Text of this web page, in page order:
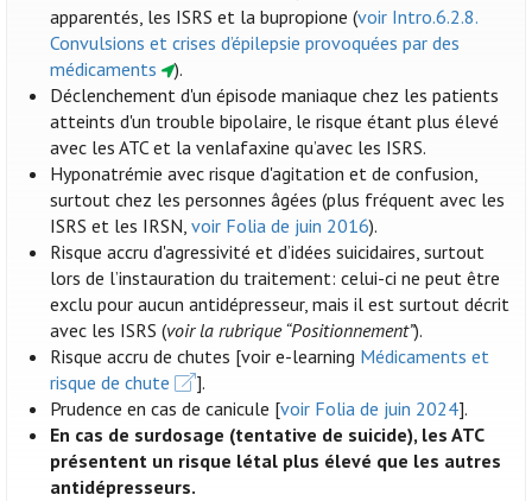
apparentés, les ISRS et la bupropione (voir Intro.6.2.8.
Convulsions et crises d’épilepsie provoquées par des
médicaments
).
Déclenchement d'un épisode maniaque chez les patients
atteints d'un trouble bipolaire, le risque étant plus élevé
avec les ATC et la venlafaxine qu’avec les ISRS.
Hyponatrémie avec risque d'agitation et de confusion,
surtout chez les personnes âgées (plus fréquent avec les
ISRS et les IRSN,voir Folia de juin 2016).
Risque accru d'agressivité et d’idées suicidaires, surtout
lors de l’instauration du traitement: celui-ci ne peut être
exclu pour aucun antidépresseur, mais il est surtout décrit
avec les ISRS (voir la rubrique “Positionnement”).
Risque accru de chutes [voir e-learning Médicaments et
risque de chute
].
Prudence en cas de canicule [voir Folia de juin 2024].
En cas de surdosage (tentative de suicide), les ATC
présentent un risque létal plus élevé que les autres
antidépresseurs.